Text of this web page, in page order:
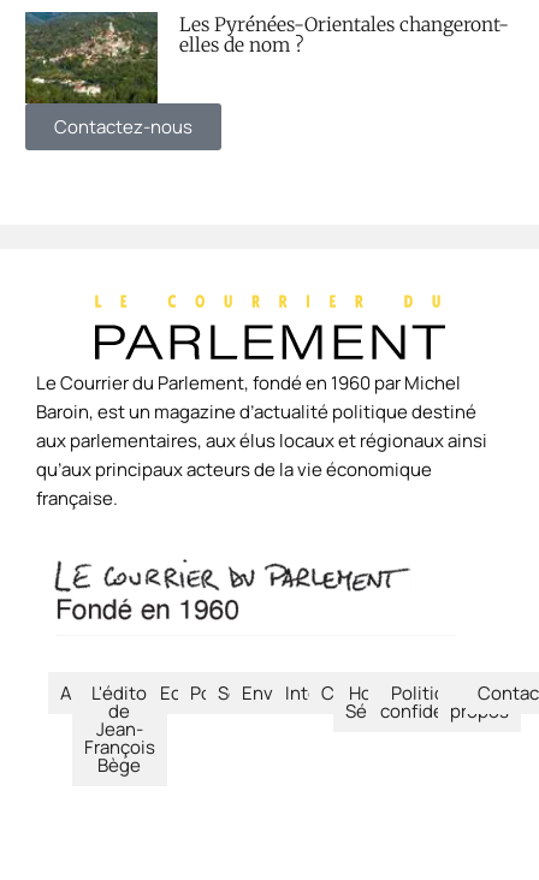
Les Pyrénées-Orientales changeront-
elles de nom ?
Contactez-nous
Le Courrier du Parlement, fondé en 1960 par Michel
Baroin, est un magazine d’actualité politique destiné
aux parlementaires, aux élus locaux et régionaux ainsi
qu’aux principaux acteurs de la vie économique
française.
Accueil
L'édito
de
Jean-
François
Bège
Economie
Politique
SociétéEnvironnement
International
CultureHors-
Séries
Politique de
confidentialité
À
propos